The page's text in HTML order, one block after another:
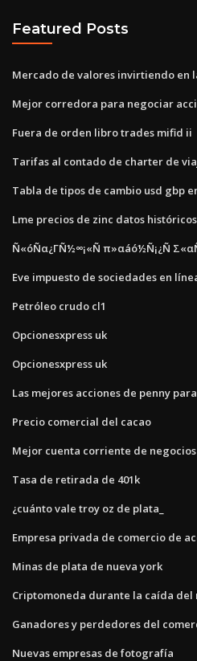
Featured Posts
Mercado de valores invirtiendo en
Mejor corredora para negociar
Fuera de orden libro trades mifid ii
Tarifas al contado de charter de
Tabla de tipos de cambio usd gbp
Lme precios de zinc datos históricos
Ñ«óÑα¿ΓÑ½∞¡«Ñ π»αáó½Ñ¡¿Ñ
Eve impuesto de sociedades en
Petróleo crudo cl1
Opcionesxpress uk
Opcionesxpress uk
Las mejores acciones de penny
Precio comercial del cacao
Mejor cuenta corriente de
Tasa de retirada de 401k
¿cuánto vale troy oz de plata_
Empresa privada de comercio de
Minas de plata de nueva york
Criptomoneda durante la caída del
Ganadores y perdedores del
Nuevas empresas de fotografía